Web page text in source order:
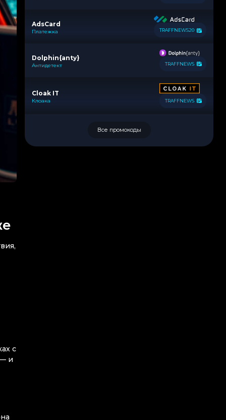
с
и
AdsCard
Платежка TRAFFNEWS20
Dolphin{anty}
Антидетект TRAFFNEWS
Cloak IT
Клоака TRAFFNEWS
Все промокоды